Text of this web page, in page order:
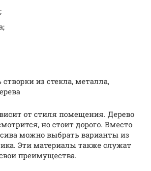
из стекла, металла,
от стиля помещения. Дерево
но стоит дорого. Вместо
можно выбрать варианты из
Эти материалы также служат
преимущества.